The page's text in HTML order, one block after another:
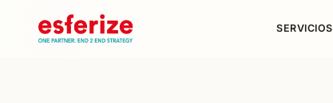
SERVICIOS